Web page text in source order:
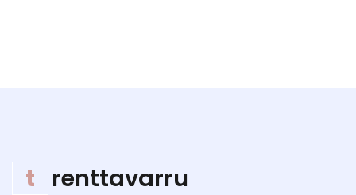
t renttavarru